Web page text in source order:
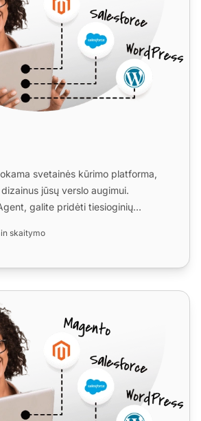
svetainės kūrimo platforma,
jūsų verslo augimui.
galite pridėti tiesioginių
skaitymo